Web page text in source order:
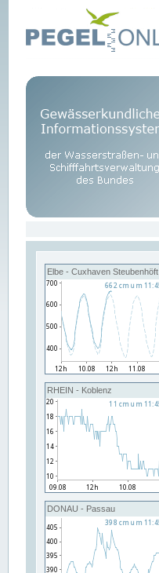
Elbe - Cuxhaven Steubenhöft
RHEIN - Koblenz
DONAU - Passau